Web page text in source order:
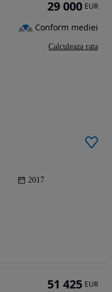
2017
29 000 EUR
Conform mediei
Calculeaza rata
51 425 EUR